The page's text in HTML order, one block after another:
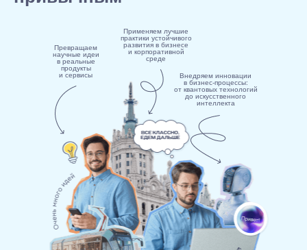
Превращаем
научные идеи
в реальные
продукты
и сервисы
Применяем лучшие
практики устойчивого
развития в бизнесе
и корпоративной
среде
Внедряем инновации
в бизнес-процессы:
от квантовых технологий
до искусственного
интеллекта